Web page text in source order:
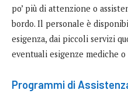
po’ più di attenzione o
bordo. Il personale è
esigenza, dai piccoli servizi
eventuali esigenze mediche
Programmi di